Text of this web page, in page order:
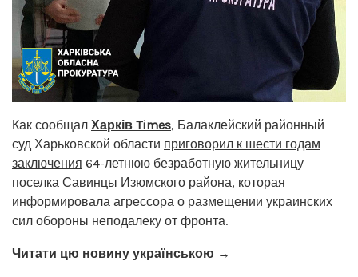
Как сообщал Харків Times, Балаклейский районный
суд Харьковской области приговорил к шести годам
заключения 64-летнюю безработную жительницу
поселка Савинцы Изюмского района, которая
информировала агрессора о размещении украинских
сил обороны неподалеку от фронта.
Читати цю новину українською →